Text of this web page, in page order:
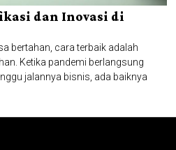
dan Inovasi di
bertahan, cara terbaik adalah
Ketika pandemi berlangsung
jalannya bisnis, ada baiknya